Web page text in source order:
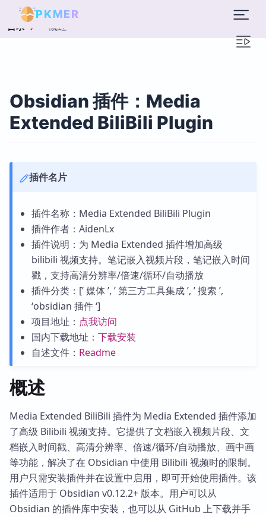
PKMER
目录 概述
Obsidian 插件：Media
Extended BiliBili Plugin
插件名片
插件名称：Media Extended BiliBili Plugin
插件作者：AidenLx
插件说明：为 Media Extended 插件增加高级
bilibili 视频支持。笔记嵌入视频片段，笔记嵌入时间
戳，支持高清分辨率/倍速/循环/自动播放
插件分类：[’ 媒体 ’, ’ 第三方工具集成 ’, ’ 搜索 ’,
‘obsidian 插件 ‘]
项目地址： 点我访问
国内下载地址： 下载安装
自述文件： Readme
概述
Media Extended BiliBili 插件为 Media Extended 插件添加
了高级 Bilibili 视频支持。它提供了文档嵌入视频片段、文
档嵌入时间戳、高清分辨率、倍速/循环/自动播放、画中画
等功能，解决了在 Obsidian 中使用 Bilibili 视频时的限制。
用户只需安装插件并在设置中启用，即可开始使用插件。该
插件适用于 Obsidian v0.12.2+ 版本。用户可以从
Obsidian 的插件库中安装，也可以从 GitHub 上下载并手